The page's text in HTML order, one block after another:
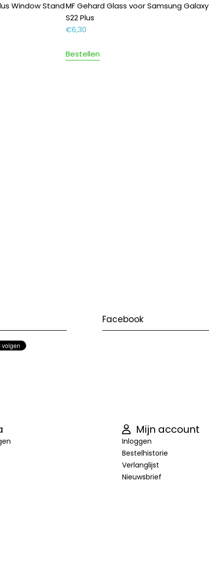
Window StandMF Gehard Glass voor Samsung Galaxy
S22 Plus
€6,30
Bestellen
Facebook
Mijn account
Inloggen
Bestelhistorie
Verlanglijst
Nieuwsbrief